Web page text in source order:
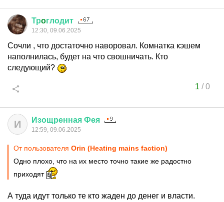
Трoглодит
12:30, 09.06.2025
Сочли , что достаточно наворовал. Комнатка кэшем
наполнилась, будет на что свошничать. Кто
следующий?
1 /0
И Изощренная Фея
12:59, 09.06.2025
От пользователя Orin (Heating mains faction)
Одно плохо, что на их место точно такие же радостно
приходят
А туда идут только те кто жаден до денег и власти.